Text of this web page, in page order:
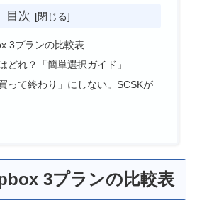
目次
3プランの比較表
どれ？「簡単選択ガイド」
って終わり」にしない。SCSKが
3プランの比較表